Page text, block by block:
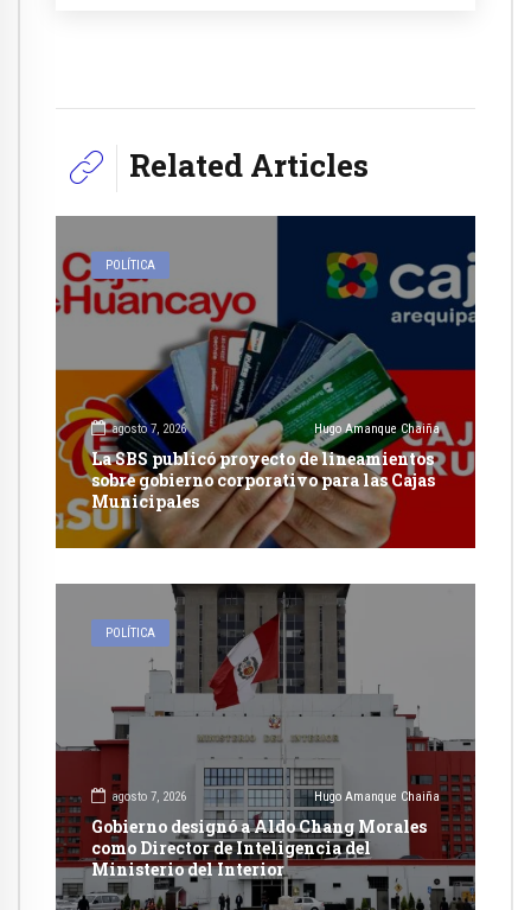
Related Articles
POLÍTICA
agosto 7, 2026 Hugo Amanque Chaiña
La SBS publicó proyecto de lineamientos
sobre gobierno corporativo para las Cajas
Municipales
POLÍTICA
agosto 7, 2026 Hugo Amanque Chaiña
Gobierno designó a Aldo Chang Morales
como Director de Inteligencia del
Ministerio del Interior